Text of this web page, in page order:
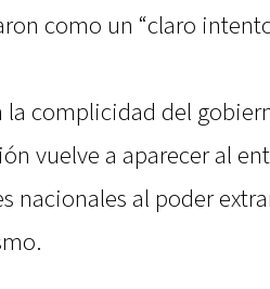
como un “claro
la complicidad del
vuelve a aparecer al
nacionales al poder